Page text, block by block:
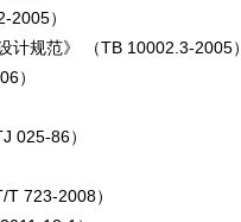
2005）
计规范》 （TB 10002.3-2005）
）
025-86）
T 723-2008）